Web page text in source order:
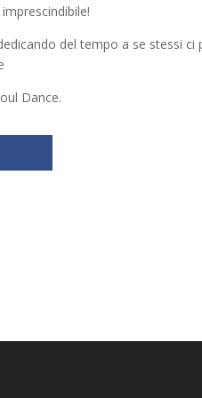
del tempo a se stessi
Dance.